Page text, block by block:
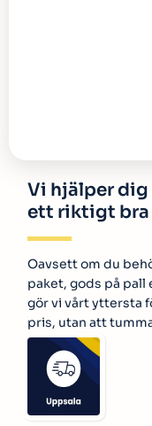
Vi hjälper
ett riktigt bra
Oavsett om du
paket, gods på pall
gör vi vårt yttersta
pris, utan att